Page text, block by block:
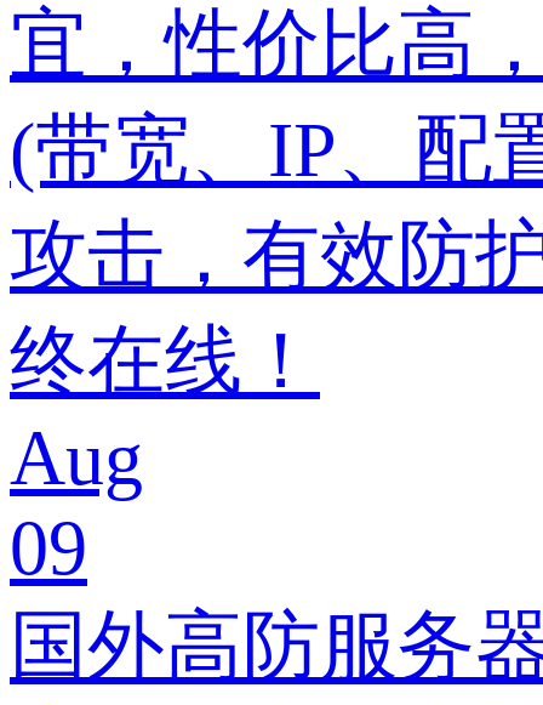
宜，性价比高
(带宽、IP、配
攻击，有效防
终在线！
Aug
09
国外高防服务